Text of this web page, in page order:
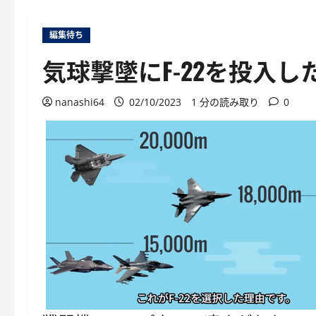
編集待ち
気球撃墜にF-22を投入し
nanashi64 02/10/2023 1 分の読み取り 0